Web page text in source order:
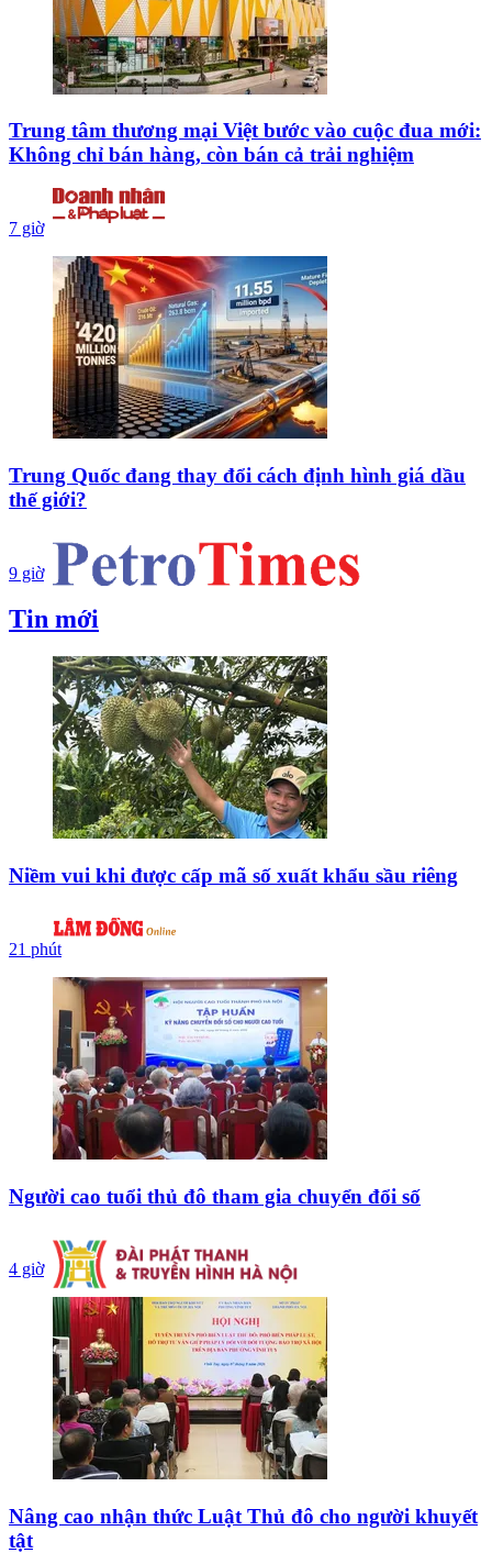
Trung tâm thương mại Việt bước vào cuộc đua mới:
Không chỉ bán hàng, còn bán cả trải nghiệm
7 giờ
Trung Quốc đang thay đổi cách định hình giá dầu
thế giới?
9 giờ
Tin mới
Niềm vui khi được cấp mã số xuất khẩu sầu riêng
21 phút
Người cao tuổi thủ đô tham gia chuyển đổi số
4 giờ
Nâng cao nhận thức Luật Thủ đô cho người khuyết
tật